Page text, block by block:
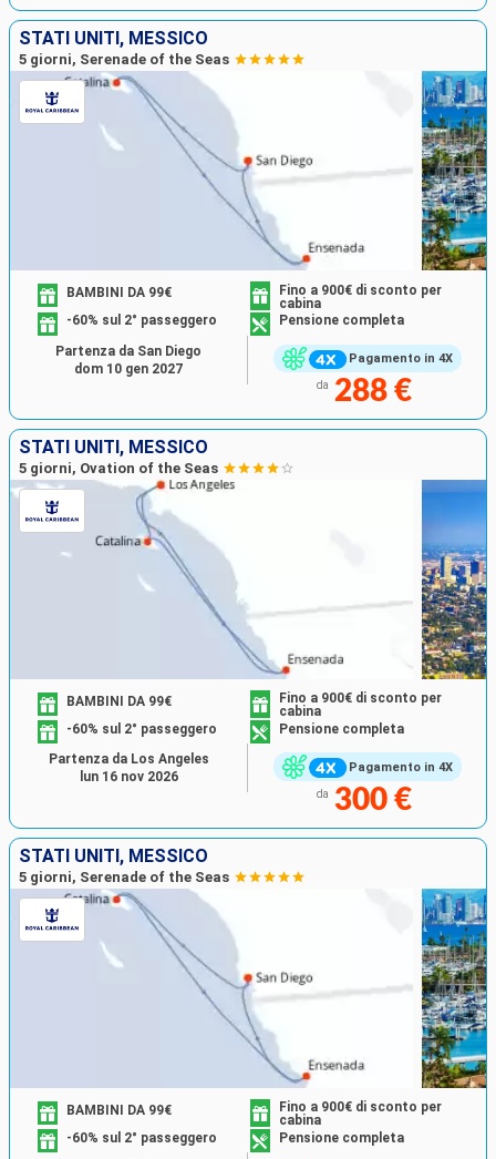
STATI UNITI, MESSICO
5 giorni, Serenade of the Seas
Pagamento in 4X
BAMBINI DA 99€
Fino a 900€ di sconto per
cabina
-60% sul 2° passeggero
Pensione completa
da 288 €
Partenza da San Diego
dom 10 gen 2027
STATI UNITI, MESSICO
5 giorni, Ovation of the Seas
Pagamento in 4X
BAMBINI DA 99€
Fino a 900€ di sconto per
cabina
-60% sul 2° passeggero
Pensione completa
da 300 €
Partenza da Los Angeles
lun 16 nov 2026
STATI UNITI, MESSICO
5 giorni, Serenade of the Seas
BAMBINI DA 99€
Fino a 900€ di sconto per
cabina
-60% sul 2° passeggero
Pensione completa